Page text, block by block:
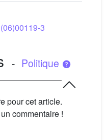
3
- Politique
pour cet article.
commentaire !